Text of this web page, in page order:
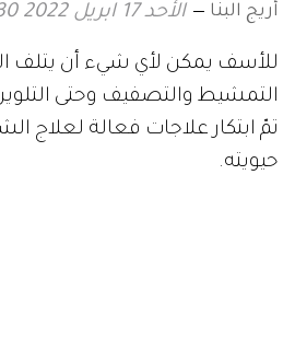
أريج البنا الأحد 17 ابريل 2022 09:30
للأسف يمكن لأي شيء أن يتلف
التمشيط والتصفيف وحتى
تمّ ابتكار علاجات فعالة لعلاج
حيويته.